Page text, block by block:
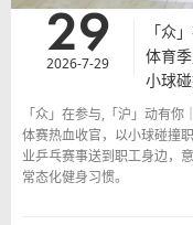
29
2026-7-29
「众
体育
小球碰
「众」在参与,「沪」动有
体赛热血收官，以小球碰撞
业乒乓赛事送到职工身边，
常态化健身习惯。